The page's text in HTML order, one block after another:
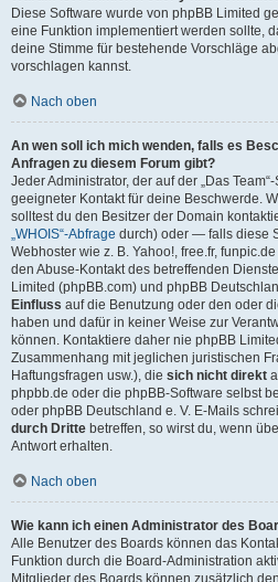
Diese Software wurde von phpBB Limited
eine Funktion implementiert werden sollte,
deine Stimme für bestehende Vorschläge
vorschlagen kannst.
Nach oben
An wen soll ich mich wenden, falls es
Anfragen zu diesem Forum gibt?
Jeder Administrator, der auf der „Das
geeigneter Kontakt für deine Beschwerde.
solltest du den Besitzer der Domain
„WHOIS“-Abfrage durch) oder — falls diese
Webhoster wie z. B. Yahoo!, free.fr,
den Abuse-Kontakt des betreffenden
Limited (phpBB.com) und phpBB
Einfluss auf die Benutzung oder den oder
haben und dafür in keiner Weise zur
können. Kontaktiere daher nie phpBB
Zusammenhang mit jeglichen juristischen
Haftungsfragen usw.), die sich nicht direkt
phpbb.de oder die phpBB-Software selbst
oder phpBB Deutschland e. V. E-Mails
durch Dritte betreffen, so wirst du, wenn
Antwort erhalten.
Nach oben
Wie kann ich einen Administrator des
Alle Benutzer des Boards können das
Funktion durch die Board-Administration
Mitglieder des Boards können zusätzlich